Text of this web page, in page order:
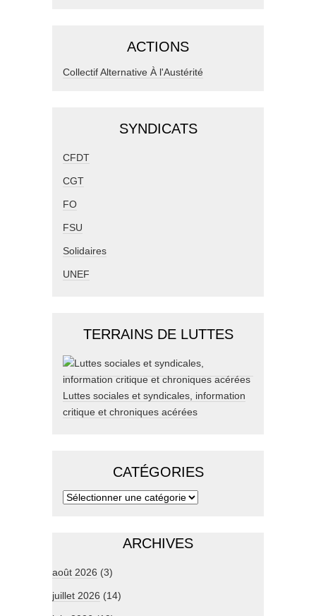
ACTIONS
Collectif Alternative À l'Austérité
SYNDICATS
CFDT
CGT
FO
FSU
Solidaires
UNEF
TERRAINS DE LUTTES
Luttes sociales et syndicales, information
critique et chroniques acérées
CATÉGORIES
ARCHIVES
août 2026 (3)
juillet 2026 (14)